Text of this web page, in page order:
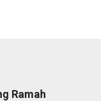
Ramah